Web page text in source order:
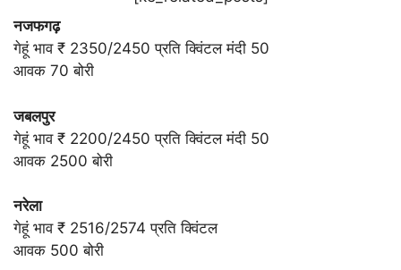
नजफगढ़
गेहूं भाव ₹ 2350/2450 प्रति क्विंटल मंदी 50
आवक 70 बोरी
जबलपुर
गेहूं भाव ₹ 2200/2450 प्रति क्विंटल मंदी 50
आवक 2500 बोरी
नरेला
गेहूं भाव ₹ 2516/2574 प्रति क्विंटल
आवक 500 बोरी